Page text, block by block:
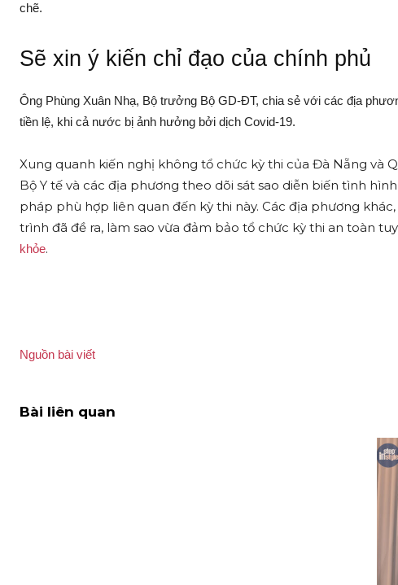
chẽ.
Sẽ xin ý kiến chỉ đạo của chính phủ
Ông Phùng Xuân Nhạ, Bộ trưởng Bộ GD-ĐT, chia sẻ với các địa
tiền lệ, khi cả nước bị ảnh hưởng bởi dịch Covid-19.
Xung quanh kiến nghị không tổ chức kỳ thi của Đà Nẵng và
Bộ Y tế và các địa phương theo dõi sát sao diễn biến tình
pháp phù hợp liên quan đến kỳ thi này. Các địa phương
trình đã đề ra, làm sao vừa đảm bảo tổ chức kỳ thi an toàn
khỏe.
Nguồn bài viết
Bài liên quan